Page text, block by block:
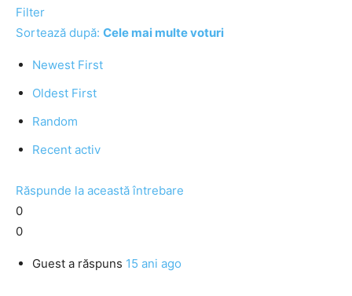
Filter
Sortează după: Cele mai multe voturi
Newest First
Oldest First
Random
Recent activ
Răspunde la această întrebare
0
0
Guest a răspuns 15 ani ago